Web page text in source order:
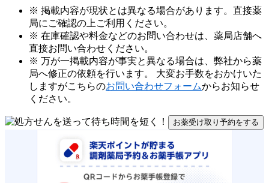
※ 掲載内容が現状とは異なる場合があります。直接薬
局にご確認の上ご利用ください。
※ 在庫確認や料金などのお問い合わせは、薬局店舗へ
直接お問い合わせください。
※ 万が一掲載内容が事実と異なる場合は、弊社から薬
局へ修正の依頼を行います。 大変お手数をおかけいた
しますがこちらのお問い合わせフォームからお知らせ
ください。
お薬受け取り予約をする